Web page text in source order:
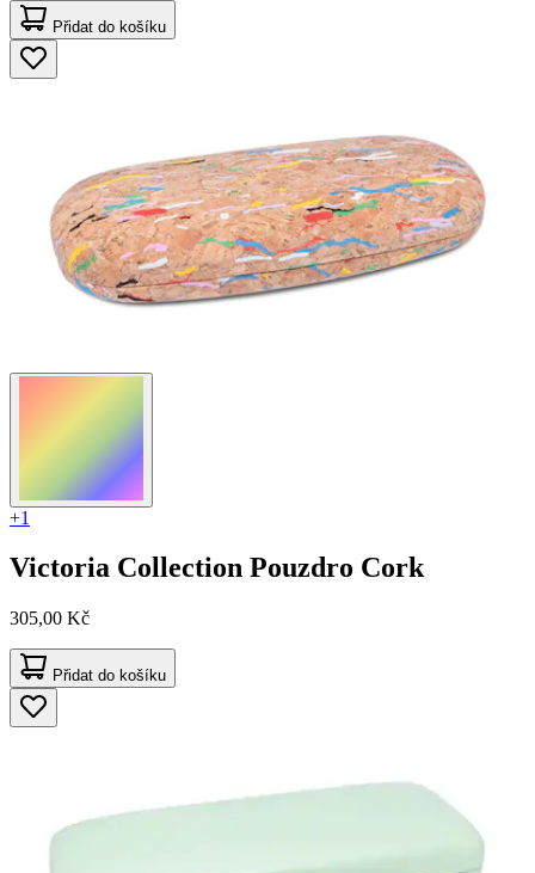
Přidat do košíku
+1
Victoria Collection Pouzdro Cork
305,00 Kč
Přidat do košíku